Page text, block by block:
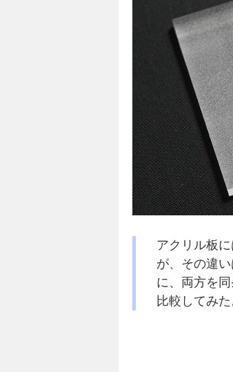
アクリル板
が、その違
に、両方を
比較してみた